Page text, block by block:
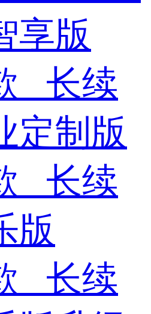
享版
长续
定制版
长续
版
长续